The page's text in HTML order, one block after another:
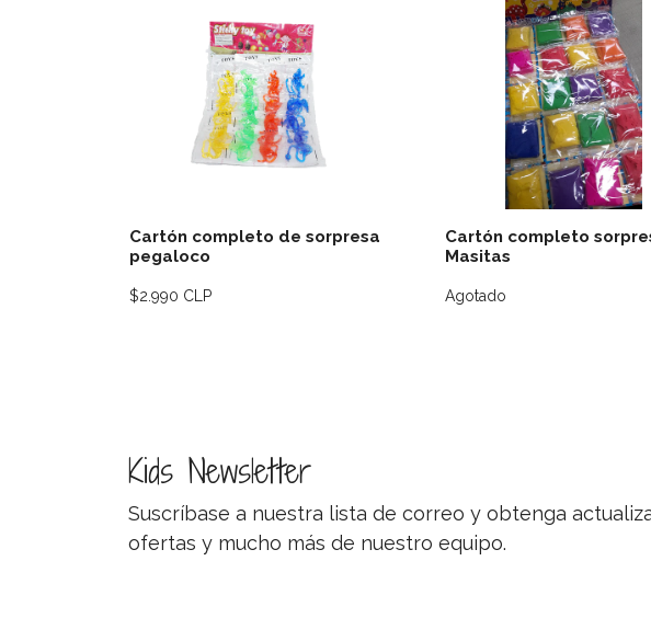
Cartón completo de sorpresa
pegaloco
Ver detalles
$2.990 CLP
Cartón completo
Masitas
Ver
Agregar al
Agotado
Kids Newsletter
Suscríbase a nuestra lista de correo y obtenga
ofertas y mucho más de nuestro equipo.